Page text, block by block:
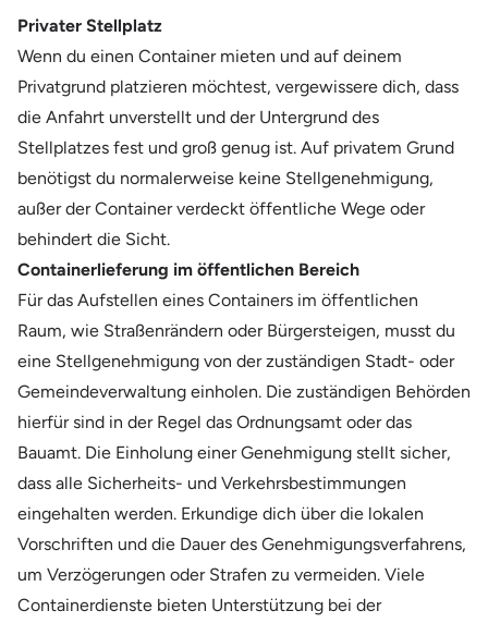
Privater Stellplatz
Wenn du einen Container mieten und auf deinem
Privatgrund platzieren möchtest, vergewissere dich, dass
die Anfahrt unverstellt und der Untergrund des
Stellplatzes fest und groß genug ist. Auf privatem Grund
benötigst du normalerweise keine Stellgenehmigung,
außer der Container verdeckt öffentliche Wege oder
behindert die Sicht.
Containerlieferung im öffentlichen Bereich
Für das Aufstellen eines Containers im öffentlichen
Raum, wie Straßenrändern oder Bürgersteigen, musst du
eine Stellgenehmigung von der zuständigen Stadt- oder
Gemeindeverwaltung einholen. Die zuständigen Behörden
hierfür sind in der Regel das Ordnungsamt oder das
Bauamt. Die Einholung einer Genehmigung stellt sicher,
dass alle Sicherheits- und Verkehrsbestimmungen
eingehalten werden. Erkundige dich über die lokalen
Vorschriften und die Dauer des Genehmigungsverfahrens,
um Verzögerungen oder Strafen zu vermeiden. Viele
Containerdienste bieten Unterstützung bei der